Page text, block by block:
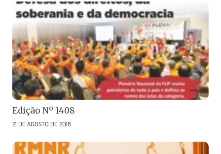
Edição Nº 1408
21 DE AGOSTO DE 2018